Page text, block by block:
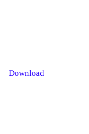
Download